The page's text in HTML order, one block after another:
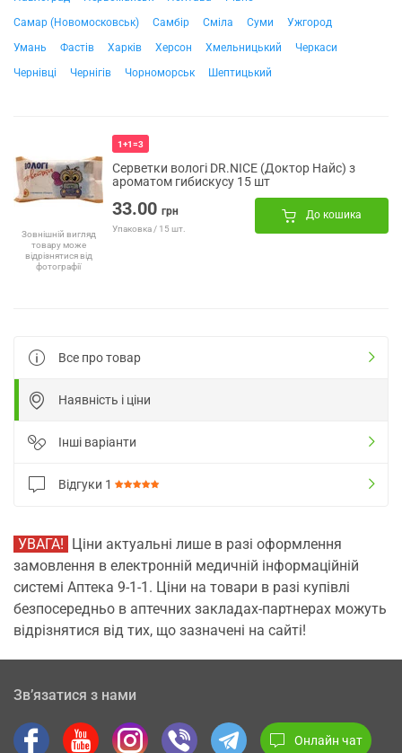
Самар (Новомосковськ)
Самбір Сміла Суми
Ужгород
Умань
Фастів Харків Херсон Хмельницький
Черкаси
Чернівці
Чернігів Чорноморськ Шептицький
Зовнішній вигляд
товару може
відрізнятися від
фотографії
1+1=3
Серветки вологі DR.NICE (Доктор Найс) з
ароматом гибискусу 15 шт
33.00 грн
Упаковка / 15 шт.
До кошика
Все про товар
Наявність і ціни
Інші варіанти
Відгуки 1
УВАГА! Ціни актуальні лише в разі оформлення
замовлення в електронній медичній інформаційній
системі Аптека 9-1-1. Ціни на товари в разі купівлі
безпосередньо в аптечних закладах-партнерах можуть
відрізнятися від тих, що зазначені на сайті!
Зв’язатися з нами
Онлайн чат